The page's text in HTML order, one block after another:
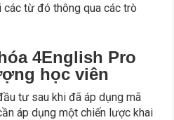
từ đó thông qua các trò
4English Pro
học viên
tư sau khi đã áp dụng mã
áp dụng một chiến lược khai